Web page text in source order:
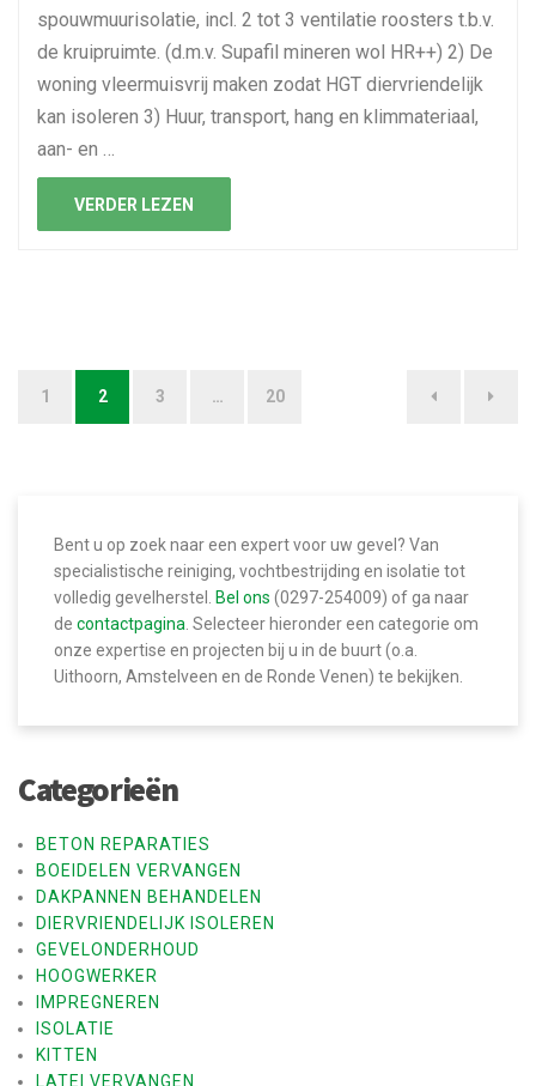
spouwmuurisolatie, incl. 2 tot 3 ventilatie roosters t.b.v.
de kruipruimte. (d.m.v. Supafil mineren wol HR++) 2) De
woning vleermuisvrij maken zodat HGT diervriendelijk
kan isoleren 3) Huur, transport, hang en klimmateriaal,
aan- en …
VERDER LEZEN
a
v
i
g
a
t
i
e
1 2 3 … 20
Bent u op zoek naar een expert voor uw gevel? Van
specialistische reiniging, vochtbestrijding en isolatie tot
volledig gevelherstel.
Bel ons (0297-254009) of ga naar
de contactpagina . Selecteer hieronder een categorie om
onze expertise en projecten bij u in de buurt (o.a.
Uithoorn, Amstelveen en de Ronde Venen) te bekijken.
Categorieën
BETON REPARATIES
BOEIDELEN VERVANGEN
DAKPANNEN BEHANDELEN
DIERVRIENDELIJK ISOLEREN
GEVELONDERHOUD
HOOGWERKER
IMPREGNEREN
ISOLATIE
KITTEN
LATEI VERVANGEN